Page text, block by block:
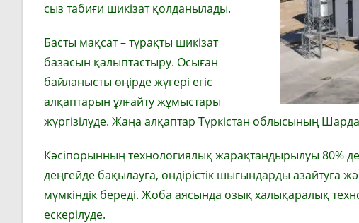
сыз табиғи шикізат қолданылады.
Басты мақсат – тұрақты шикізат
базасын қалыптастыру. Осыған
байланысты өңірде жүгері егіс
алқаптарын ұлғайту жұмыстары
жүргізілуде. Жаңа алқаптар Түркістан облысының
Кәсіпорынның технологиялық жарақтандырылуы 80%
деңгейде бақылауға, өндірістік шығындарды азайтуға
мүмкіндік береді. Жоба аясында озық халықаралық
ескерілуде.